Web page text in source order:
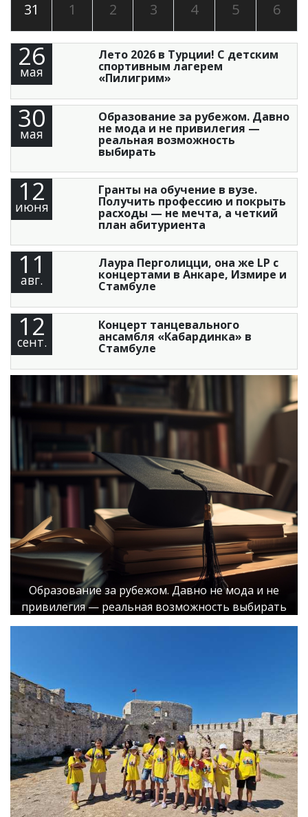
31 1 2 3 4 5 6
26
мая
Лето 2026 в Турции! С детским
спортивным лагерем
«Пилигрим»
30
мая
Образование за рубежом. Давно
не мода и не привилегия —
реальная возможность
выбирать
12
июня
Гранты на обучение в вузе.
Получить профессию и покрыть
расходы — не мечта, а четкий
план абитуриента
11
авг.
Лаура Перголицци, она же LP с
концертами в Анкаре, Измире и
Стамбуле
12
сент.
Концерт танцевального
ансамбля «Кабардинка» в
Стамбуле
Образование за рубежом. Давно не мода и не
привилегия — реальная возможность выбирать